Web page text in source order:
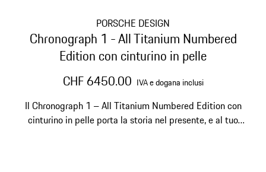
PORSCHE DESIGN
Chronograph 1 - All Titanium Numbered
Edition con cinturino in pelle
CHF 6450.00 IVA e dogana inclusi
Il Chronograph 1 – All Titanium Numbered Edition con
cinturino in pelle porta la storia nel presente, e al tuo